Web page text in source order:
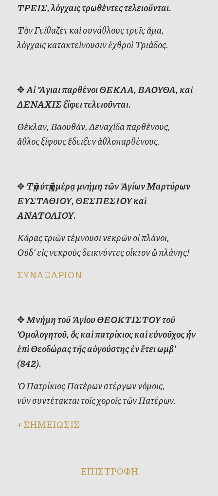
ΤΡΕΙΣ, λόγχαις τρωθέντες τελειοῦνται.
Τὸν Γεϊθαζὲτ καὶ συνάθλους τρεῖς ἅμα,
λόγχαις κατακτείνουσιν ἐχθροὶ Τριάδος.
✥Αἱ Ἅγιαι παρθένοι ΘΕΚΛΑ, ΒΑΟΥΘΑ, καὶ
ΔΕΝΑΧΙΣ ξίφει τελειοῦνται.
Θέκλαν, Βαουθάν, Δεναχίδα παρθένους,
ἄθλος ξίφους ἔδειξεν ἀθλοπαρθένους.
✥Τῇ αὐτῇ ἡμέρᾳ μνήμη τῶν Ἁγίων Μαρτύρων
ΕΥΣΤΑΘΙΟΥ, ΘΕΣΠΕΣΙΟΥ καὶ
ΑΝΑΤΟΛΙΟΥ.
Κάρας τριῶν τέμνουσι νεκρῶν οἱ πλάνοι,
Οὐδ’ εἰς νεκροὺς δεικνύντες οἶκτον ὢ πλάνης!
ΣΥΝΑΞΑΡΙΟΝ
✥Μνήμη τοῦ Ἁγίου ΘΕΟΚΤΙΣΤΟΥ τοῦ
Ὁμολογητοῦ, ὃς καὶ πατρίκιος καὶ εὐνοῦχος ἦν
ἐπὶ Θεοδώρας τῆς αὐγούστης ἐν ἔτει ωμβ’
(842).
Ὁ Πατρίκιος Πατέρων στέργων νόμοις,
νῦν συντέτακται τοῖς χοροῖς τῶν Πατέρων.
+ΣΗΜΕΙΩΣΙΣ
ΕΠΙΣΤΡΟΦΗ